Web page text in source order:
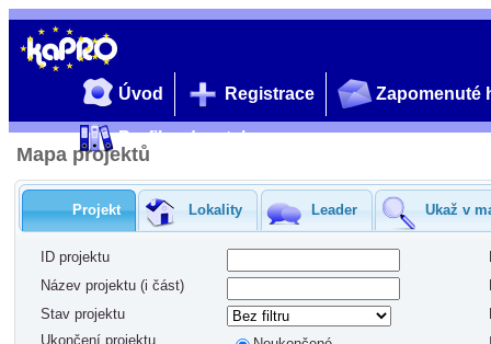
Úvod Registrace Zapomenuté
Profil zadavatele
Mapa projektů
Projekt Lokality Leader Ukaž v
ID projektu
Název projektu (i část)
Stav projektu
Ukončení projektu